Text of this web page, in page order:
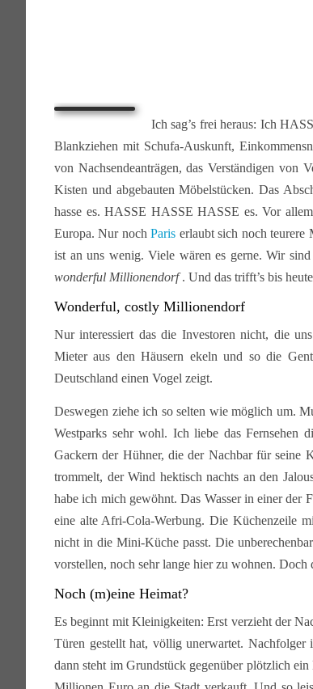
Ich sag’s frei heraus: Ich
Blankziehen mit Schufa-Auskunft,
von Nachsendeanträgen, das Verständigen von
Kisten und abgebauten Möbelstücken. Das
hasse es. HASSE HASSE HASSE es. Vor
Europa. Nur nochParis erlaubt sich noch
ist an uns wenig. Viele wären es gerne. Wir
wonderful Millionendorf. Und das trifft’s bis
Wonderful, costly Millionendorf
Nur interessiert das die Investoren nicht, die
Mieter aus den Häusern ekeln und so die
Deutschland einen Vogel zeigt.
Deswegen ziehe ich so selten wie möglich um.
Westparks sehr wohl. Ich liebe das
Gackern der Hühner, die der Nachbar für seine
trommelt, der Wind hektisch nachts an den
habe ich mich gewöhnt. Das Wasser in einer der
eine alte Afri-Cola-Werbung. Die Küchenzeile
nicht in die Mini-Küche passt. Die
vorstellen, noch sehr lange hier zu wohnen. Doch
Noch (m)eine Heimat?
Es beginnt mit Kleinigkeiten: Erst verzieht der
Türen gestellt hat, völlig unerwartet.
dann steht im Grundstück gegenüber plötzlich